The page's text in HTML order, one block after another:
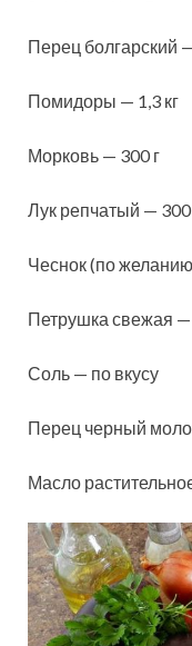
Перец болгарский
Помидоры — 1,3 кг
Морковь — 300 г
Лук репчатый — 300
Чеснок (по
Петрушка свежая —
Соль — по вкусу
Перец черный
Масло